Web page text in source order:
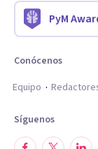
PyM
Conócenos
Equipo
Síguenos